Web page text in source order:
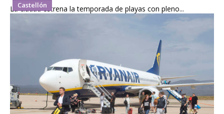
Castellón
La ciudad estrena la temporada de playas con pleno...